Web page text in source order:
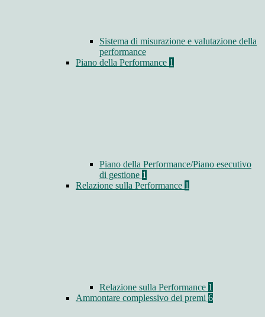
Sistema di misurazione e valutazione della
performance
Piano della Performance 1
Piano della Performance/Piano esecutivo
di gestione 1
Relazione sulla Performance 1
Relazione sulla Performance 1
Ammontare complessivo dei premi 6